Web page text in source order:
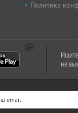
Политика
не